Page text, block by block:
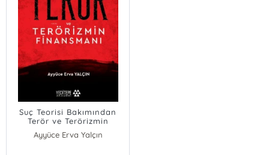
Suç Teorisi Bakımından
Terör ve Terörizmin
Finansmanı
Ayyüce Erva Yalçın